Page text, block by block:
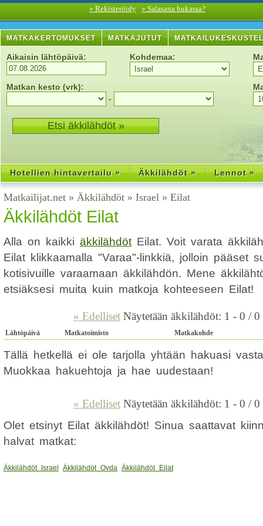
» Rekisteröidy » Salasana hukassa?
MATKAKERTOMUKSET MATKAJUTUT
Aikaisin lähtöpäivä: Kohdemaa:
Matkan kesto (vrk):
-
Hotellien hintavertailu » Äkkilähdöt » Lennot »
Matkailijat.net » Äkkilähdöt » Israel » Eilat
Äkkilähdöt Eilat
Alla on kaikki äkkilähdöt Eilat. Voit varata
Eilat klikkaamalla "Varaa"-linkkiä, jolloin pääset
kotisivuille varaamaan äkkilähdön. Mene
etsiäksesi muita kuin matkoja kohteeseen Eilat!
« Edelliset Näytetään äkkilähdöt: 1 - 0 / 0
Lähtöpäivä Matkatoimisto Matkakohde
Tällä hetkellä ei ole tarjolla yhtään hakuasi
Muokkaa hakuehtoja ja hae uudestaan!
« Edelliset Näytetään äkkilähdöt: 1 - 0 / 0
Olet etsinyt Eilat äkkilähdöt! Sinua saattavat
halvat matkat:
Äkkilähdöt Israel Äkkilähdöt Ovda Äkkilähdöt Eilat